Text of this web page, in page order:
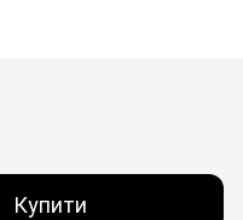
Купити